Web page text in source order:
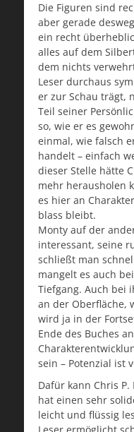
Die Figuren sind
aber gerade
ein recht
alles auf dem
dem nichts
Leser durchaus
er zur Schau trägt,
Teil seiner
so, wie er es
einmal, wie falsch
handelt – einfach
dieser Stelle hätte
mehr herausholen
es hier an
blass bleibt.
Monty auf der
interessant, seine
schließt man
mangelt es auch
Tiefgang. Auch bei
an der Oberfläche,
wird ja in der
Ende des Buches
sein – Potenzial ist
Dafür kann Chris
hat einen sehr
leicht und flüssig